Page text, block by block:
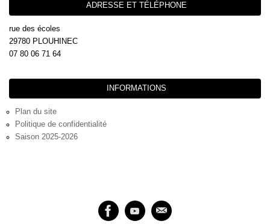
ADRESSE ET TÉLÉPHONE
rue des écoles
29780 PLOUHINEC
07 80 06 71 64
INFORMATIONS
Plan du site
Politique de confidentialité
Saison 2025-2026